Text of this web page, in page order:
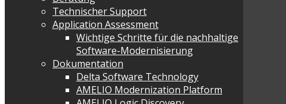
Technischer Support
Application Assessment
Wichtige Schritte für die nachhaltige
Software-Modernisierung
Dokumentation
Delta Software Technology
AMELIO Modernization Platform